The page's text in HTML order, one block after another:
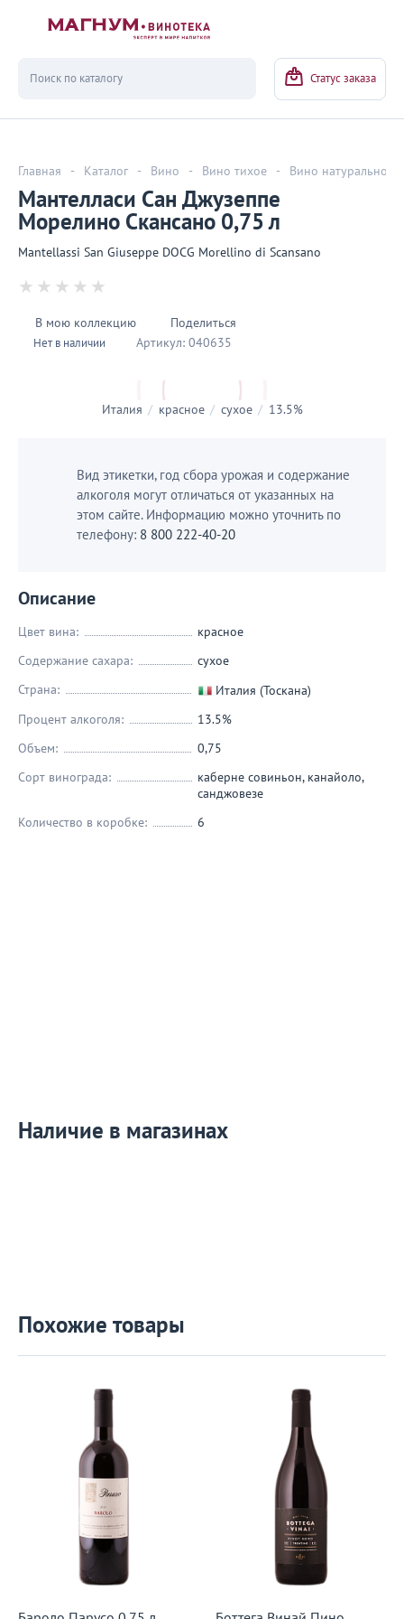
Статус заказа
Главная - Каталог - Вино - Вино тихое - Вино натуральное
Мантелласи Сан Джузеппе
Морелино Скансано 0,75 л
Mantellassi San Giuseppe DOCG Morellino di Scansano
В мою коллекцию Поделиться
Нет в наличии Артикул: 040635
Италия / красное / сухое / 13.5%
Вид этикетки, год сбора урожая и содержание
алкоголя могут отличаться от указанных на
этом сайте. Информацию можно уточнить по
телефону: 8 800 222-40-20
Описание
Цвет вина:
красное
Содержание сахара:
сухое
Страна:
Италия (Тоскана)
Процент алкоголя:
13.5%
Объем:
0,75
Сорт винограда:
каберне совиньон, канайоло,
санджовезе
Количество в коробке:
6
Наличие в магазинах
Похожие товары